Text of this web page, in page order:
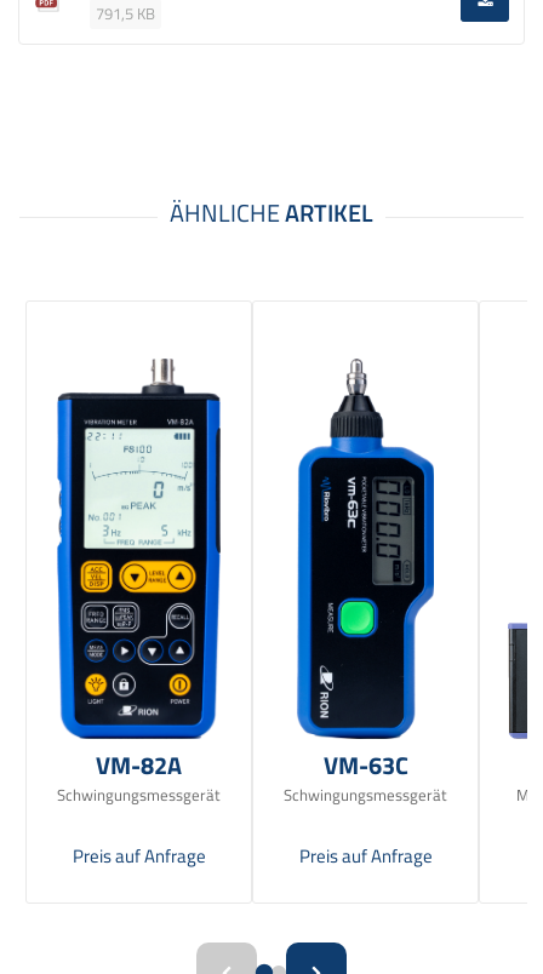
791,5 KB
VM-82A
Schwingungsmessgerät
Preis auf Anfrage
VM-63C
Schwingungsmessgerät
Preis auf Anfrage